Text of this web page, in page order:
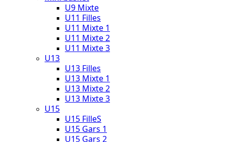
U9 Mixte
U11 Filles
U11 Mixte 1
U11 Mixte 2
U11 Mixte 3
U13
U13 Filles
U13 Mixte 1
U13 Mixte 2
U13 Mixte 3
U15
U15 FilleS
U15 Gars 1
U15 Gars 2